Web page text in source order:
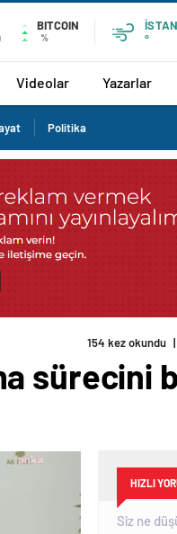
BITCOIN
%
°
Videolar Yazarlar
Politika
sürecini
HIZLI